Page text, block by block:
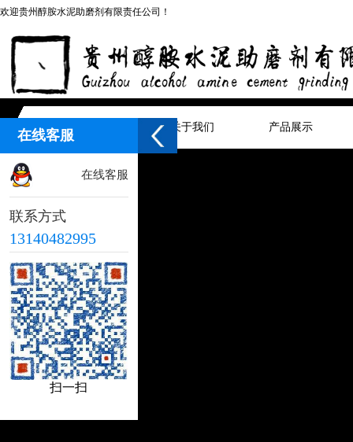
欢迎贵州醇胺水泥助磨剂有限责任公司！
网站首页 关于我们 产品展示
在线客服
在线客服
联系方式
13140482995
扫一扫